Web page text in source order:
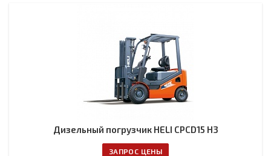
Дизельный погрузчик HELI CPCD15 H3
ЗАПРОС ЦЕНЫ